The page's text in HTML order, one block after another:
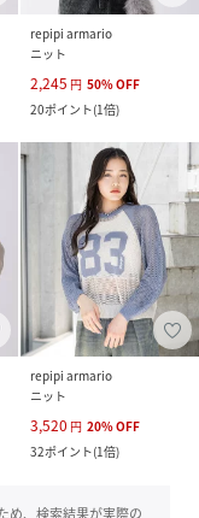
repipi armario
ニット
2,245 円 50%OFF
20ポイント(1倍)
repipi armario
ニット
3,520 円 20%OFF
32ポイント(1倍)
め、検索結果が実際の